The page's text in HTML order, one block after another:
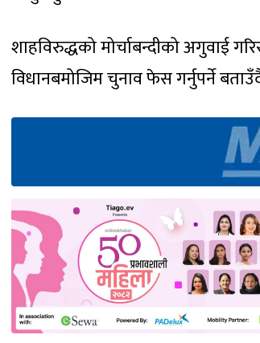
शाहविरुद्धको मोर्चाबन्दीको अगुवाई
विधानबमोजिम चुनाव फेस गर्नुपर्ने